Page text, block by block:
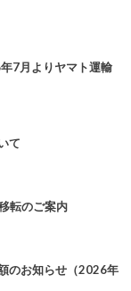
7月よりヤマト運輸
て
転のご案内
のお知らせ（2026年